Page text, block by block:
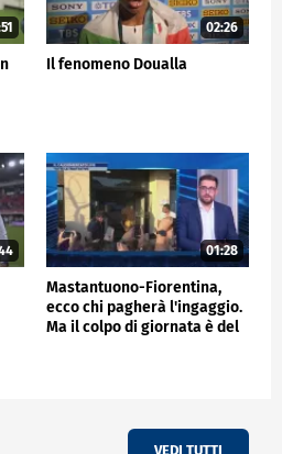
02:26
Il fenomeno Doualla
01:28
Mastantuono-Fiorentina,
ecco chi pagherà l'ingaggio.
Ma il colpo di giornata è del
VEDI TUTTI